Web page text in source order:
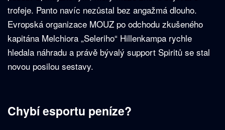
trofeje. Panto navíc nezůstal bez angažmá dlouho.
Evropská organizace MOUZ po odchodu zkušeného
kapitána Melchiora „Seleriho“ Hillenkampa rychle
hledala náhradu a právě bývalý support Spiritů se stal
novou posilou sestavy.
Chybí esportu peníze?